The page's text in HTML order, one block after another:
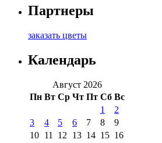
Партнеры
заказать цветы
Календарь
Август 2026
Пн Вт Ср Чт Пт Сб Вс
1
2
3
4 5 6 7 8
9
10 11 12 13 14 15 16